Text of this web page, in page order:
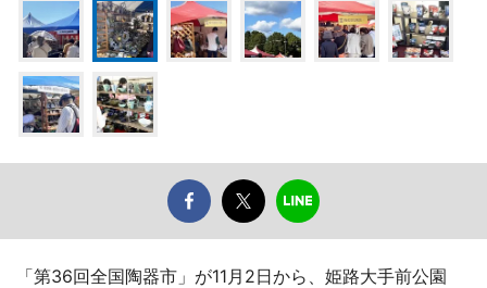
「第36回全国陶器市」が11月2日から、姫路大手前公園